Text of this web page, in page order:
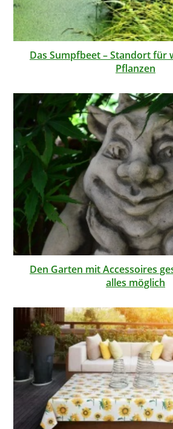
Das Sumpfbeet – Standort für
Pflanzen
Den Garten mit Accessoires
alles möglich